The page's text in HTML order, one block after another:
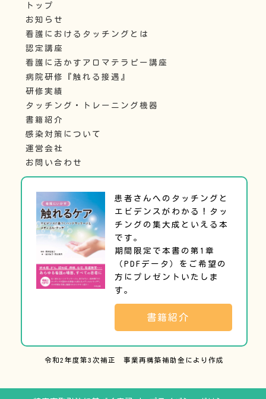
トップ
お知らせ
看護におけるタッチングとは
認定講座
看護に活かすアロマテラピー講座
病院研修『触れる接遇』
研修実績
タッチング・トレーニング機器
書籍紹介
感染対策について
運営会社
お問い合わせ
患者さんへのタッチングと
エビデンスがわかる！タッ
チングの集大成といえる本
です。
期間限定で本書の第1章
（PDFデータ）をご希望の
方にプレゼントいたしま
す。
書籍紹介
令和2年度第3次補正 事業再構築補助金により作成